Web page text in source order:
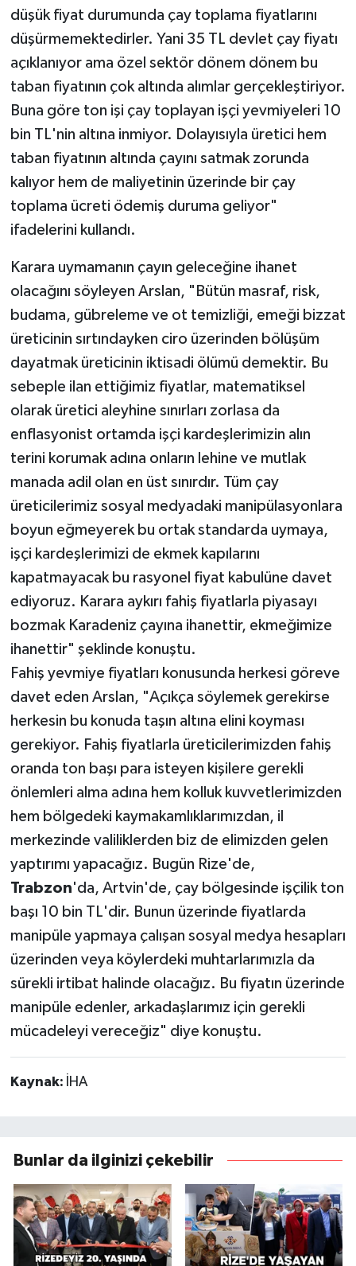
düşük fiyat durumunda çay toplama fiyatlarını
düşürmemektedirler. Yani 35 TL devlet çay fiyatı
açıklanıyor ama özel sektör dönem dönem bu
taban fiyatının çok altında alımlar gerçekleştiriyor.
Buna göre ton işi çay toplayan işçi yevmiyeleri 10
bin TL'nin altına inmiyor. Dolayısıyla üretici hem
taban fiyatının altında çayını satmak zorunda
kalıyor hem de maliyetinin üzerinde bir çay
toplama ücreti ödemiş duruma geliyor"
ifadelerini kullandı.
Karara uymamanın çayın geleceğine ihanet
olacağını söyleyen Arslan, "Bütün masraf, risk,
budama, gübreleme ve ot temizliği, emeği bizzat
üreticinin sırtındayken ciro üzerinden bölüşüm
dayatmak üreticinin iktisadi ölümü demektir. Bu
sebeple ilan ettiğimiz fiyatlar, matematiksel
olarak üretici aleyhine sınırları zorlasa da
enflasyonist ortamda işçi kardeşlerimizin alın
terini korumak adına onların lehine ve mutlak
manada adil olan en üst sınırdır. Tüm çay
üreticilerimiz sosyal medyadaki manipülasyonlara
boyun eğmeyerek bu ortak standarda uymaya,
işçi kardeşlerimizi de ekmek kapılarını
kapatmayacak bu rasyonel fiyat kabulüne davet
ediyoruz. Karara aykırı fahiş fiyatlarla piyasayı
bozmak Karadeniz çayına ihanettir, ekmeğimize
ihanettir" şeklinde konuştu.
Fahiş yevmiye fiyatları konusunda herkesi göreve
davet eden Arslan, "Açıkça söylemek gerekirse
herkesin bu konuda taşın altına elini koyması
gerekiyor. Fahiş fiyatlarla üreticilerimizden fahiş
oranda ton başı para isteyen kişilere gerekli
önlemleri alma adına hem kolluk kuvvetlerimizden
hem bölgedeki kaymakamlıklarımızdan, il
merkezinde valiliklerden biz de elimizden gelen
yaptırımı yapacağız. Bugün Rize'de,
Trabzon'da, Artvin'de, çay bölgesinde işçilik ton
başı 10 bin TL'dir. Bunun üzerinde fiyatlarda
manipüle yapmaya çalışan sosyal medya hesapları
üzerinden veya köylerdeki muhtarlarımızla da
sürekli irtibat halinde olacağız. Bu fiyatın üzerinde
manipüle edenler, arkadaşlarımız için gerekli
mücadeleyi vereceğiz" diye konuştu.
Kaynak: İHA
Bunlar da ilginizi çekebilir